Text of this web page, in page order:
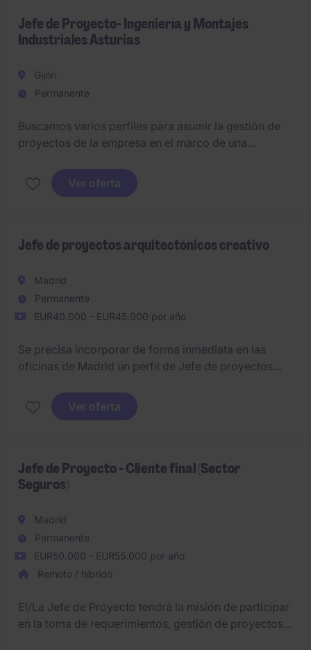
Jefe de Proyecto- Ingeniería y Montajes
Industriales Asturias
Gijón
Permanente
Buscamos varios perfiles para asumir la gestión de
proyectos de la empresa en el marco de una
de tubería, estructura y/o equipos.
Ver oferta
Jefe de proyectos arquitectónicos creativo
Madrid
Permanente
EUR40.000 - EUR45.000 por año
Se precisa incorporar de forma inmediata en las
oficinas de Madrid un perfil de Jefe de proyectos
propuestas arquitectónicas con solvencia desde la
concepción y con una clara sensibilidad por el
Valoramos especialmente a una persona apasionada
por la arquitectura.
Ver oferta
Jefe de Proyecto - Cliente final (Sector
Seguros)
Madrid
Permanente
EUR50.000 - EUR55.000 por año
Remoto / híbrido
El/La Jefe de Proyecto tendrá la misión de participar
en la toma de requerimientos, gestión de proyectos y